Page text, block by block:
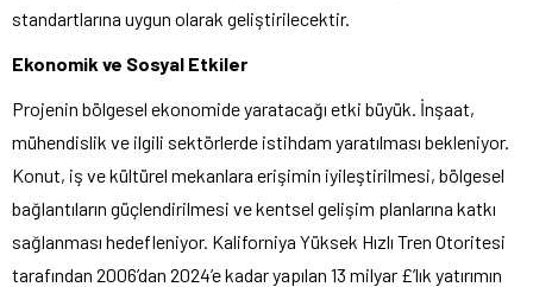
standartlarına uygun olarak geliştirilecektir.
Ekonomik ve Sosyal Etkiler
Projenin bölgesel ekonomide yaratacağı etki büyük. İnşaat,
mühendislik ve ilgili sektörlerde istihdam yaratılması bekleniyor.
Konut, iş ve kültürel mekanlara erişimin iyileştirilmesi, bölgesel
bağlantıların güçlendirilmesi ve kentsel gelişim planlarına katkı
sağlanması hedefleniyor. Kaliforniya Yüksek Hızlı Tren Otoritesi
tarafından 2006’dan 2024’e kadar yapılan 13 milyar £’lık yatırımın